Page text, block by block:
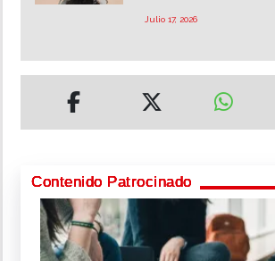
Julio 17, 2026
Contenido Patrocinado